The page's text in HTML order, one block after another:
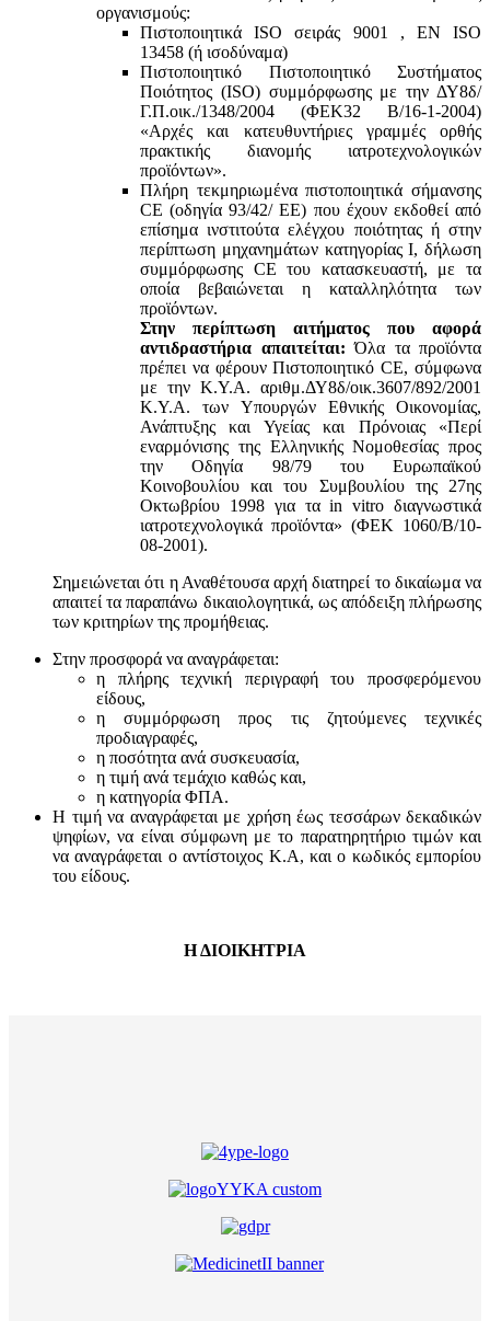
οργανισμούς:
Πιστοποιητικά ISO σειράς 9001 , ΕΝ ISO
13458 (ή ισοδύναμα)
Πιστοποιητικό Πιστοποιητικό Συστήματος
Ποιότητος (ISO) συμμόρφωσης με την ΔΥ8δ/
Γ.Π.οικ./1348/2004 (ΦΕΚ32 Β/16-1-2004)
«Αρχές και κατευθυντήριες γραμμές ορθής
πρακτικής διανομής ιατροτεχνολογικών
προϊόντων».
Πλήρη τεκμηριωμένα πιστοποιητικά σήμανσης
CE (οδηγία 93/42/ ΕΕ) που έχουν εκδοθεί από
επίσημα ινστιτούτα ελέγχου ποιότητας ή στην
περίπτωση μηχανημάτων κατηγορίας Ι, δήλωση
συμμόρφωσης CE του κατασκευαστή, με τα
οποία βεβαιώνεται η καταλληλότητα των
προϊόντων.
Στην περίπτωση αιτήματος που αφορά
αντιδραστήρια απαιτείται: Όλα τα προϊόντα
πρέπει να φέρουν Πιστοποιητικό CE, σύμφωνα
με την Κ.Υ.Α. αριθμ.ΔΥ8δ/οικ.3607/892/2001
Κ.Υ.Α. των Υπουργών Εθνικής Οικονομίας,
Ανάπτυξης και Υγείας και Πρόνοιας «Περί
εναρμόνισης της Ελληνικής Νομοθεσίας προς
την Οδηγία 98/79 του Ευρωπαϊκού
Κοινοβουλίου και του Συμβουλίου της 27ης
Οκτωβρίου 1998 για τα in vitro διαγνωστικά
ιατροτεχνολογικά προϊόντα» (ΦΕΚ 1060/Β/10-
08-2001).
Σημειώνεται ότι η Αναθέτουσα αρχή διατηρεί το δικαίωμα να
απαιτεί τα παραπάνω δικαιολογητικά, ως απόδειξη πλήρωσης
των κριτηρίων της προμήθειας.
Στην προσφορά να αναγράφεται:
η πλήρης τεχνική περιγραφή του προσφερόμενου
είδους,
η συμμόρφωση προς τις ζητούμενες τεχνικές
προδιαγραφές,
η ποσότητα ανά συσκευασία,
η τιμή ανά τεμάχιο καθώς και,
η κατηγορία ΦΠΑ.
Η τιμή να αναγράφεται με χρήση έως τεσσάρων δεκαδικών
ψηφίων, να είναι σύμφωνη με το παρατηρητήριο τιμών και
να αναγράφεται ο αντίστοιχος Κ.Α, και ο κωδικός εμπορίου
του είδους.
Η ΔΙΟΙΚΗΤΡΙΑ